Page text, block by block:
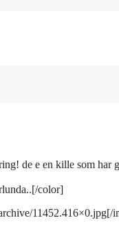
de e en kille som har
color]
11452.416×0.jpg[/